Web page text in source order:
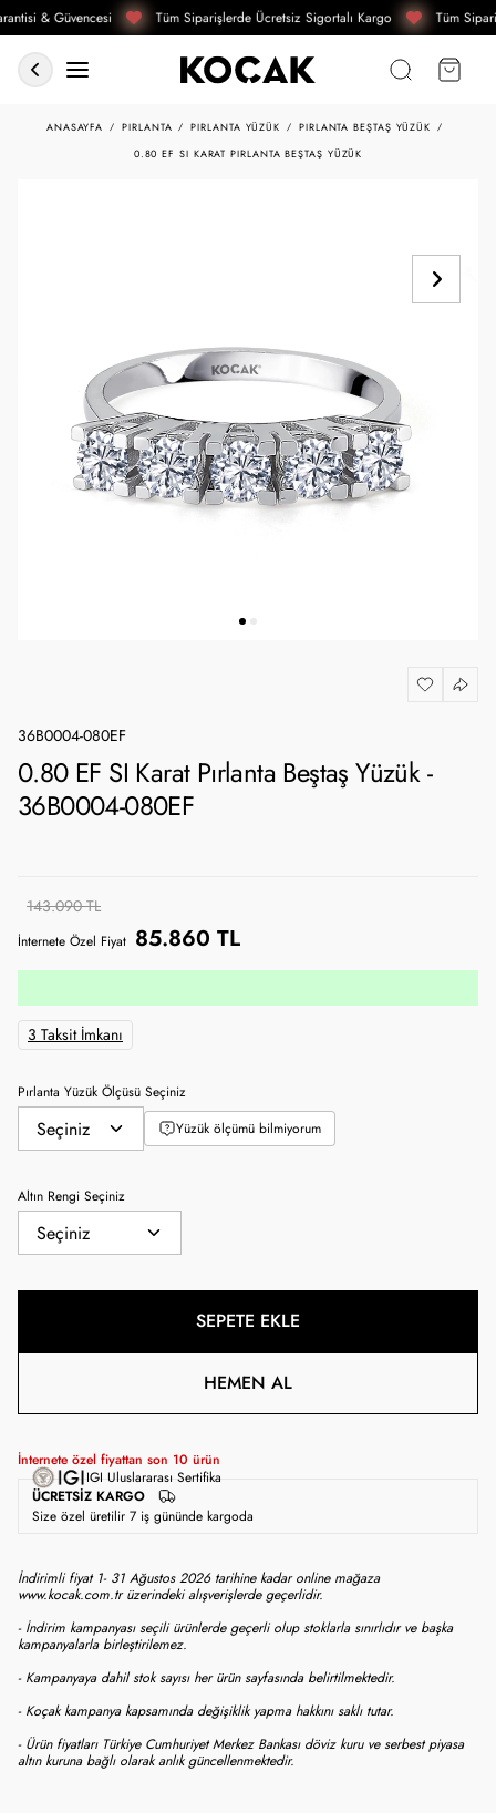
& Güvencesi Tüm Siparişlerde Ücretsiz Sigortalı Kargo Tüm
ANASAYFA PIRLANTA PIRLANTA YÜZÜK
PIRLANTA BEŞTAŞ YÜZÜK
0.80 EF SI KARAT PIRLANTA BEŞTAŞ YÜZÜK
36B0004-080EF
0.80 EF SI Karat Pırlanta Beştaş Yüzük -
36B0004-080EF
143.090 TL
İnternete Özel Fiyat 85.860 TL
3 Taksit İmkanı
Pırlanta Yüzük Ölçüsü Seçiniz
Yüzük ölçümü bilmiyorum
Altın Rengi Seçiniz
SEPETE EKLE
HEMEN AL
İnternete özel fiyattan son 10 ürün
ÜCRETSIZ KARGO
IGI Uluslararası Sertifika
Size özel üretilir 7 iş gününde kargoda
İndirimli fiyat 1- 31 Ağustos 2026 tarihine kadar online mağaza
www.kocak.com.tr üzerindeki alışverişlerde geçerlidir.
- İndirim kampanyası seçili ürünlerde geçerli olup stoklarla sınırlıdır ve başka
kampanyalarla birleştirilemez.
- Kampanyaya dahil stok sayısı her ürün sayfasında belirtilmektedir.
- Koçak kampanya kapsamında değişiklik yapma hakkını saklı tutar.
- Ürün fiyatları Türkiye Cumhuriyet Merkez Bankası döviz kuru ve serbest piyasa
altın kuruna bağlı olarak anlık güncellenmektedir.